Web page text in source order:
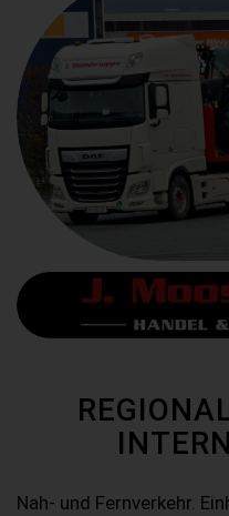
Nah- und Fernverkehr.